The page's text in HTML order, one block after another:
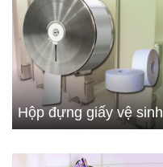
Hộp đựng giấy vệ sinh